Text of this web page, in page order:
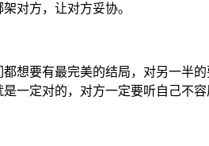
对方，让对方妥协。
想要有最完美的结局，对另一半
一定对的，对方一定要听自己不容